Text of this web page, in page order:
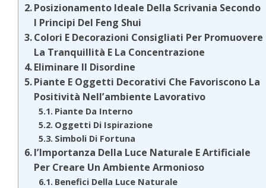
Posizionamento Ideale Della Scrivania Secondo
I Principi Del Feng Shui
Colori E Decorazioni Consigliati Per Promuovere
La Tranquillità E La Concentrazione
Eliminare Il Disordine
Piante E Oggetti Decorativi Che Favoriscono La
Positività Nell’ambiente Lavorativo
Piante Da Interno
Oggetti Di Ispirazione
Simboli Di Fortuna
l’Importanza Della Luce Naturale E Artificiale
Per Creare Un Ambiente Armonioso
Benefici Della Luce Naturale